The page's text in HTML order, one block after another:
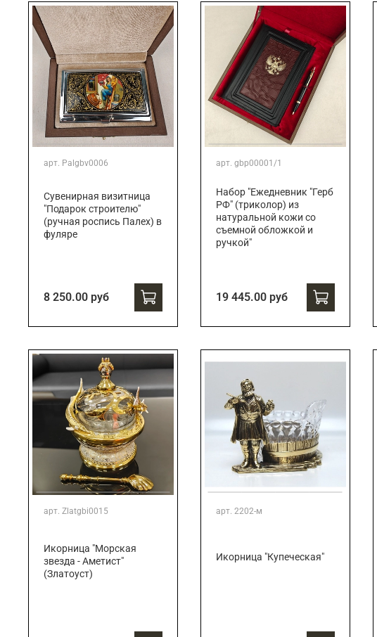
арт. Palgbv0006
Сувенирная визитница
"Подарок строителю"
(ручная роспись Палех) в
фуляре
8 250.00 руб
арт. gbp00001/1
Набор "Ежедневник "Герб
РФ" (триколор) из
натуральной кожи со
съемной обложкой и
ручкой"
19 445.00 руб
арт. Zlatgbi0015
Икорница "Морская
звезда - Аметист"
(Златоуст)
арт. 2202-м
Икорница "Купеческая"